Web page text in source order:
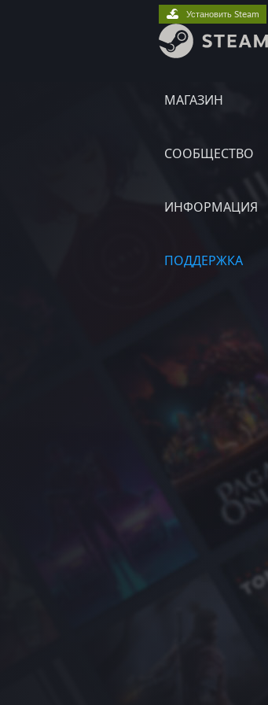
МАГАЗИН
СООБЩЕСТВО
ИНФОРМАЦИЯ
ПОДДЕРЖКА
Установить Steam